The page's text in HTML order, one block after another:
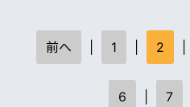
前へ 1 2
6 7